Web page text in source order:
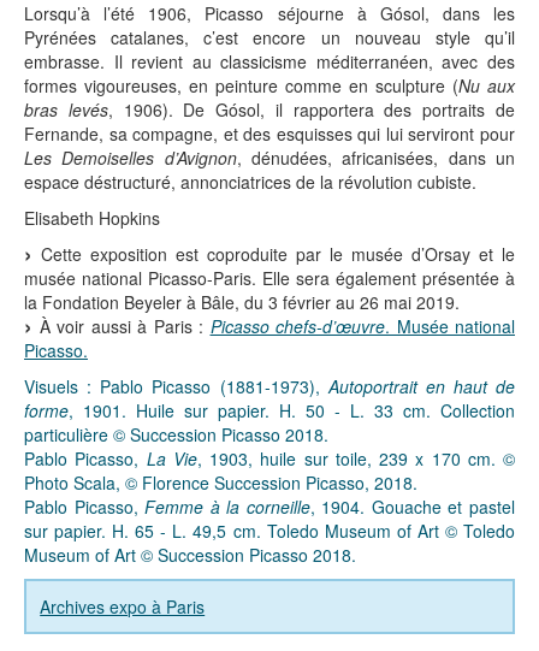
Lorsqu’à l’été 1906, Picasso séjourne à Gósol, dans les
Pyrénées catalanes, c’est encore un nouveau style qu’il
embrasse. Il revient au classicisme méditerranéen, avec des
formes vigoureuses, en peinture comme en sculpture (Nu aux
bras levés, 1906). De Gósol, il rapportera des portraits de
Fernande, sa compagne, et des esquisses qui lui serviront pour
Les Demoiselles d’Avignon, dénudées, africanisées, dans un
espace déstructuré, annonciatrices de la révolution cubiste.
Elisabeth Hopkins
Cette exposition est coproduite par le musée d’Orsay et le
musée national Picasso-Paris. Elle sera également présentée à
la Fondation Beyeler à Bâle, du 3 février au 26 mai 2019.
À voir aussi à Paris : Picasso chefs-d’œuvre. Musée national
Picasso.
Visuels : Pablo Picasso (1881-1973),Autoportrait en haut de
forme, 1901. Huile sur papier. H. 50 - L. 33 cm. Collection
particulière © Succession Picasso 2018.
Pablo Picasso, La Vie, 1903, huile sur toile, 239 x 170 cm. ©
Photo Scala, © Florence Succession Picasso, 2018.
Pablo Picasso,Femme à la corneille, 1904. Gouache et pastel
sur papier. H. 65 - L. 49,5 cm. Toledo Museum of Art © Toledo
Museum of Art © Succession Picasso 2018.
Archives expo à Paris